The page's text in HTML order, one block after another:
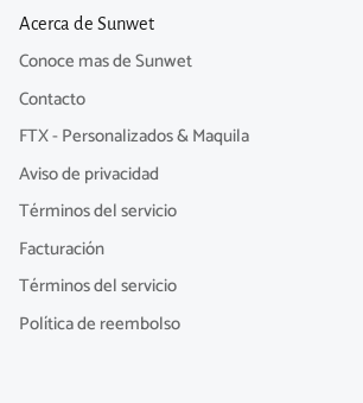
Acerca de Sunwet
Conoce mas de Sunwet
Contacto
FTX - Personalizados & Maquila
Aviso de privacidad
Términos del servicio
Facturación
Términos del servicio
Política de reembolso